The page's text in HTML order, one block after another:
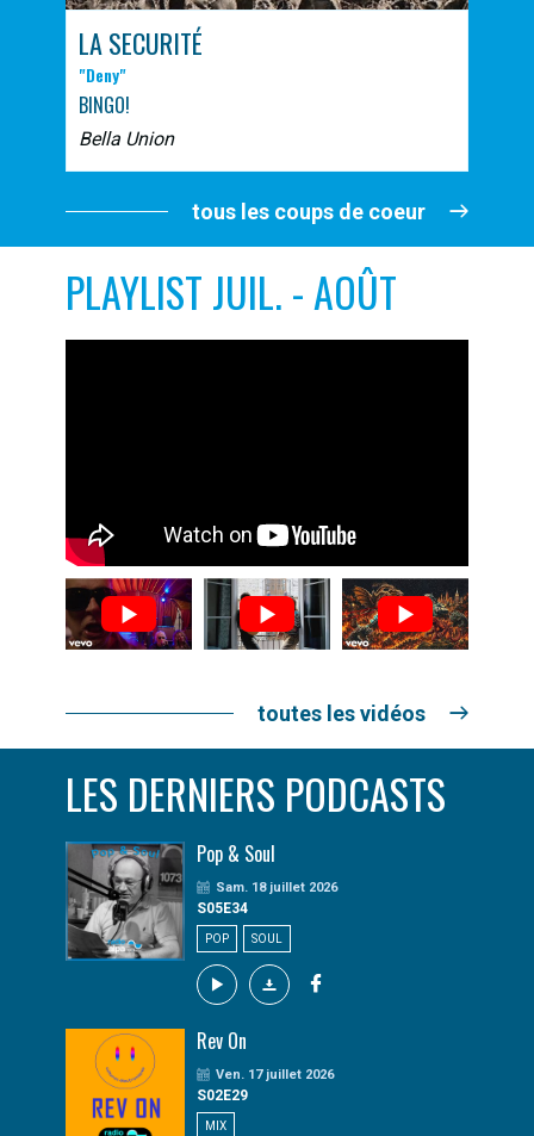
LA SECURITÉ
"Deny"
BINGO!
Bella Union
tous les coups de coeur
PLAYLIST JUIL. - AOÛT
toutes les vidéos
LES DERNIERS PODCASTS
Pop & Soul
Sam. 18 juillet 2026
S05E34
POP SOUL
Rev On
Ven. 17 juillet 2026
S02E29
MIX